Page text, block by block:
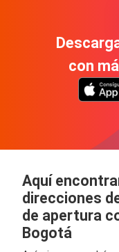
con
Aquí
direcciones
de apertura
Bogotá